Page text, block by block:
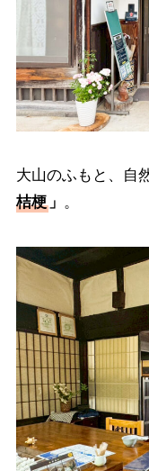
大山のふもと、自
桔梗」 。